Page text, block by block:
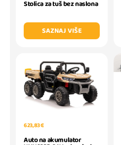
Stolica za tuš bez naslona
SAZNAJ VIŠE
623,83 €
Auto na akumulator